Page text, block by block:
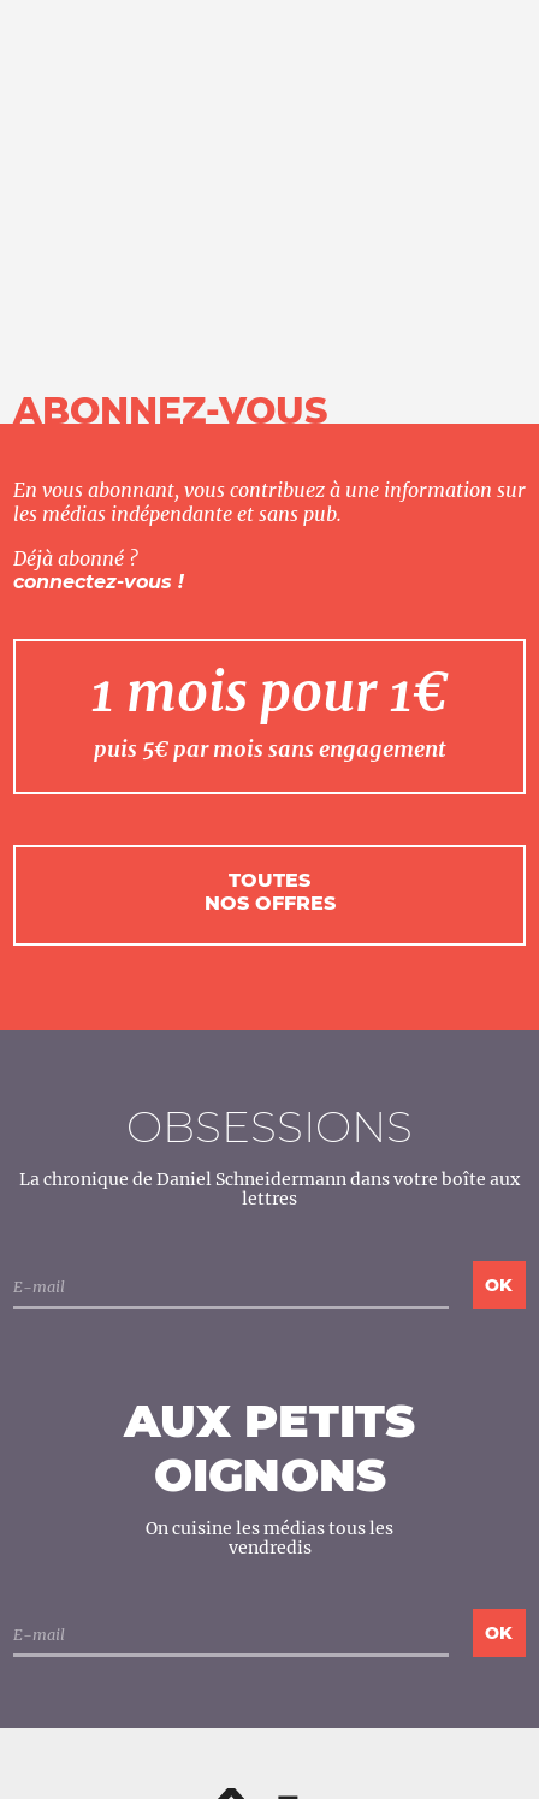
ABONNEZ-VOUS
En vous abonnant, vous contribuez à une information sur
les médias indépendante et sans pub.
Déjà abonné ?
connectez-vous !
1 mois pour 1€
puis 5€ par mois sans engagement
TOUTES
NOS OFFRES
OBSESSIONS
La chronique de Daniel Schneidermann dans votre boîte aux
lettres
AUX PETITS
OIGNONS
On cuisine les médias tous les
vendredis